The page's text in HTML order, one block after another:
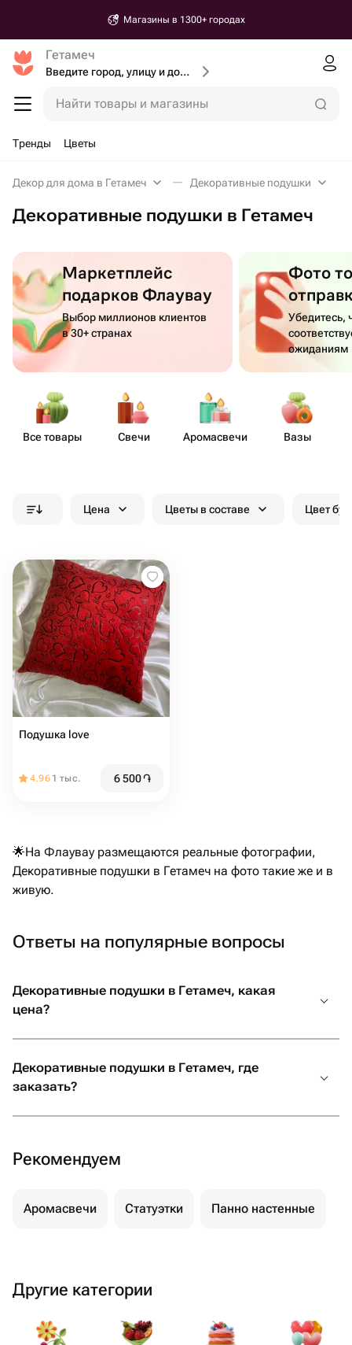
Магазины в 1300+ городах
Гетамеч
Введите город, улицу и дом доставки
Найти товары и магазины
Тренды Цветы
Декор для дома в Гетамеч Декоративные подушки
Декоративные подушки в Гетамеч
Маркетплейс
подарков Флаувау
Выбор миллионов клиентов
в 30+ странах
Фото
Убедитесь,
ожиданиям
Все товары Свечи Аром​асвечи Вазы
Цена Цветы в составе Цвет
Подушка love ️
4.96 1 тыс. 6 500֏
🌟На Флаувау размещаются реальные фотографии,
Декоративные подушки в Гетамеч на фото такие же и в
живую.
Ответы на популярные вопросы
Декоративные подушки в Гетамеч, какая
цена?
Декоративные подушки в Гетамеч, где
заказать?
Рекомендуем
Аромасвечи Статуэтки Панно настенные
Другие категории